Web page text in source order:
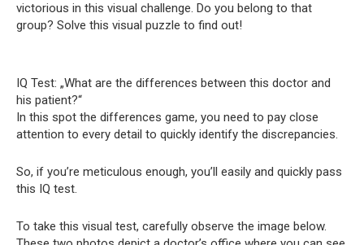
victorious in this visual challenge. Do you belong to that
group? Solve this visual puzzle to find out!
IQ Test: „What are the differences between this doctor and
his patient?“
In this spot the differences game, you need to pay close
attention to every detail to quickly identify the discrepancies.
So, if you’re meticulous enough, you’ll easily and quickly pass
this IQ test.
To take this visual test, carefully observe the image below.